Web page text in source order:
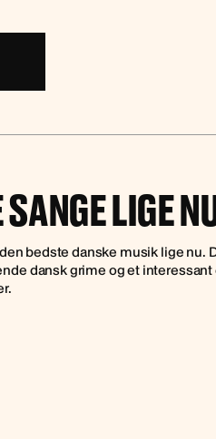
LIGE
bedste danske musik lige nu.
dansk grime og et